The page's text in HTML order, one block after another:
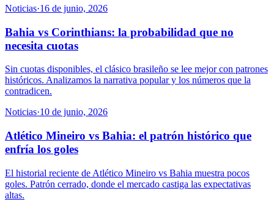
Noticias·16 de junio, 2026
Bahia vs Corinthians: la probabilidad que no
necesita cuotas
Sin cuotas disponibles, el clásico brasileño se lee mejor con patrones
históricos. Analizamos la narrativa popular y los números que la
contradicen.
Noticias·10 de junio, 2026
Atlético Mineiro vs Bahia: el patrón histórico que
enfría los goles
El historial reciente de Atlético Mineiro vs Bahia muestra pocos
goles. Patrón cerrado, donde el mercado castiga las expectativas
altas.